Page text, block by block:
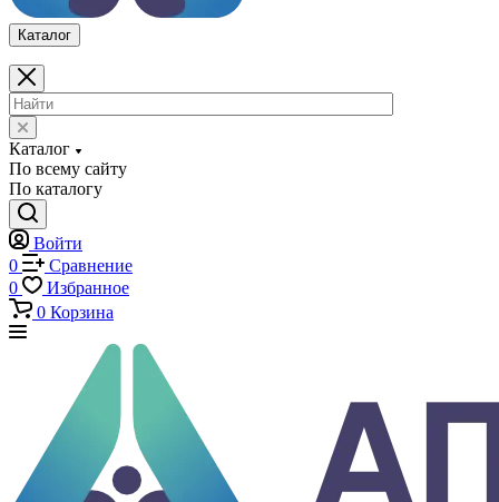
Каталог
Каталог
По всему сайту
По каталогу
Войти
0
Сравнение
0
Избранное
0 Корзина